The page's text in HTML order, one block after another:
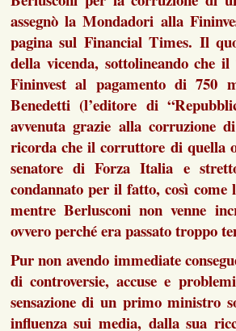
assegnò la Mondadori alla
pagina sul Financial Times. Il
della vicenda, sottolineando che
Fininvest al pagamento di
Benedetti (l’editore di
avvenuta grazie alla corruzione
ricorda che il corruttore di quella
senatore di Forza Italia e
condannato per il fatto, così
mentre Berlusconi non venne
ovvero perché era passato troppo
Pur non avendo immediate
di controversie, accuse e
sensazione di un primo ministro
influenza sui media, dalla sua